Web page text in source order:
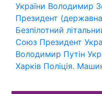
України Володимир
Президент
Безпілотний
Союз Президент
Володимир Путін
Харків Поліція.